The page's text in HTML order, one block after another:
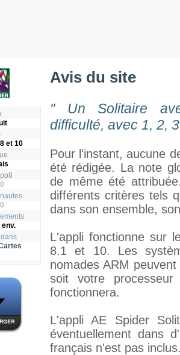
et 10
env.
Avis du site
" Un Solitaire
difficulté, avec 1, 2,
Pour l'instant, aucune
été rédigée. La note
de même été
différents critères tels
dans son ensemble,
L'appli fonctionne sur
8.1 et 10. Les
nomades ARM
soit votre
fonctionnera.
L'appli AE Spider
éventuellement dans
français n'est pas